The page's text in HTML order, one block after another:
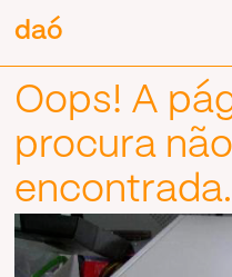
para
conteúdo
daó
daó
Oops! A
procura
encontrada.